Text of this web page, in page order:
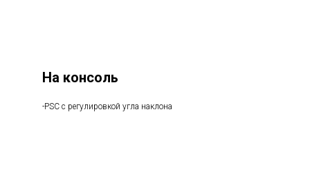
На консоль
-PSC с регулировкой угла наклона